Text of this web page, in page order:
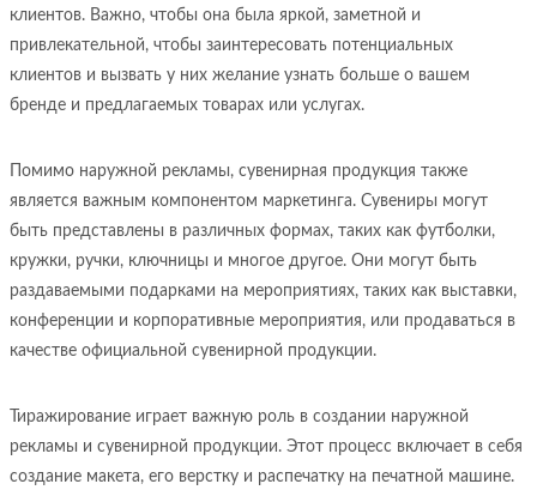
клиентов. Важно, чтобы она была яркой, заметной и
привлекательной, чтобы заинтересовать потенциальных
клиентов и вызвать у них желание узнать больше о вашем
бренде и предлагаемых товарах или услугах.
Помимо наружной рекламы, сувенирная продукция также
является важным компонентом маркетинга. Сувениры могут
быть представлены в различных формах, таких как футболки,
кружки, ручки, ключницы и многое другое. Они могут быть
раздаваемыми подарками на мероприятиях, таких как выставки,
конференции и корпоративные мероприятия, или продаваться в
качестве официальной сувенирной продукции.
Тиражирование играет важную роль в создании наружной
рекламы и сувенирной продукции. Этот процесс включает в себя
создание макета, его верстку и распечатку на печатной машине.